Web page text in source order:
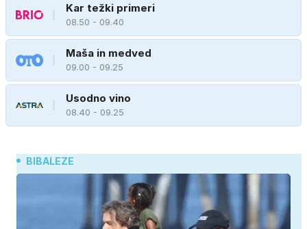
Kar težki primeri
08.50 - 09.40
Maša in medved
09.00 - 09.25
Usodno vino
08.40 - 09.25
BIBALEZE